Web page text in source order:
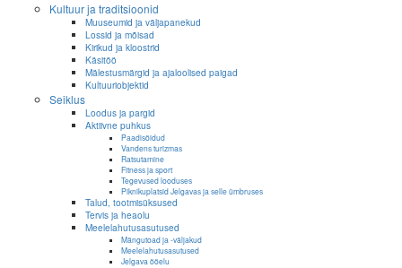
Kultuur ja traditsioonid
Muuseumid ja väljapanekud
Lossid ja mõisad
Kirikud ja kloostrid
Käsitöö
Mälestusmärgid ja ajaloolised paigad
Kultuuriobjektid
Seiklus
Loodus ja pargid
Aktiivne puhkus
Paadisõidud
Vandens turizmas
Ratsutamine
Fitness ja sport
Tegevused looduses
Piknikuplatsid Jelgavas ja selle ümbruses
Talud, tootmisüksused
Tervis ja heaolu
Meelelahutusasutused
Mängutoad ja -väljakud
Meelelahutusasutused
Jelgava ööelu